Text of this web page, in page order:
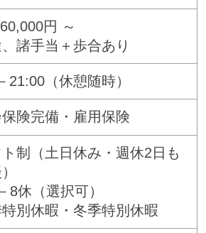
円 ～
諸手当＋歩合あり
21:00（休憩随時）
険完備・雇用保険
制（土日休み・週休2日も
休（選択可）
別休暇・冬季特別休暇